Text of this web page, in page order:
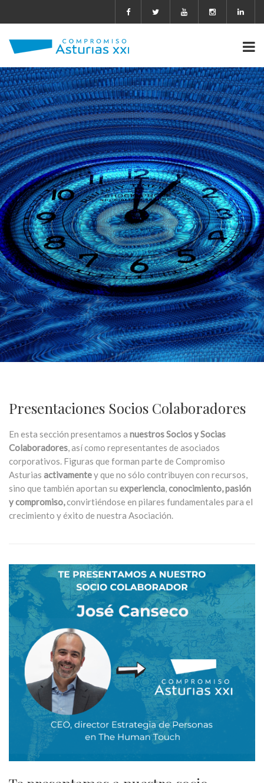
Presentaciones Socios Colaboradores
En esta sección presentamos a nuestros Socios y Socias
Colaboradores, así como representantes de asociados
corporativos. Figuras que forman parte de Compromiso
Asturias activamentey que no sólo contribuyen con recursos,
sino que también aportan su experiencia,conocimiento,pasión
y compromiso,convirtiéndose en pilares fundamentales para el
crecimiento y éxito de nuestra Asociación.